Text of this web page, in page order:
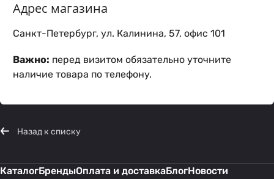
Адрес магазина
Санкт-Петербург, ул. Калинина, 57, офис 101
Важно: перед визитом обязательно уточните
наличие товара по телефону.
Назад к списку
КаталогБрендыОплата и доставкаБлогНовости